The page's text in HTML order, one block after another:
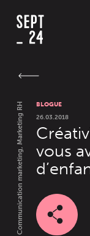
Communication marketing, Marketing RH
BLOGUE
26.03.2018
vous